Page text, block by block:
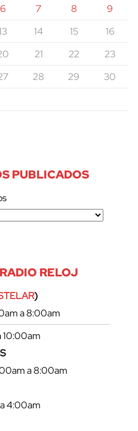
6 7 8
9
14 15
16
21 22
23
28 29
30
PUBLICADOS
RELOJ
)
a 8:00am
10:00am
a 8:00am
4:00am